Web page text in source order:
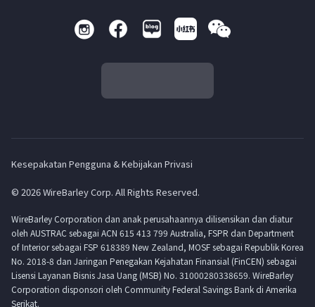
Kesepakatan Pengguna & Kebijakan Privasi
© 2026 WireBarley Corp. All Rights Reserved.
WireBarley Corporation dan anak perusahaannya dilisensikan dan diatur
oleh AUSTRAC sebagai ACN 615 413 799 Australia, FSPR dan Department
of Interior sebagai FSP 618389 New Zealand, MOSF sebagai Republik Korea
No. 2018-8 dan Jaringan Penegakan Kejahatan Finansial (FinCEN) sebagai
Lisensi Layanan Bisnis Jasa Uang (MSB) No. 31000280338659. WireBarley
Corporation disponsori oleh Community Federal Savings Bank di Amerika
Serikat.